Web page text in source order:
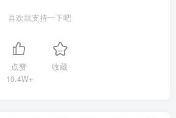
喜欢就支持一下吧
点赞
10.4W+
收藏